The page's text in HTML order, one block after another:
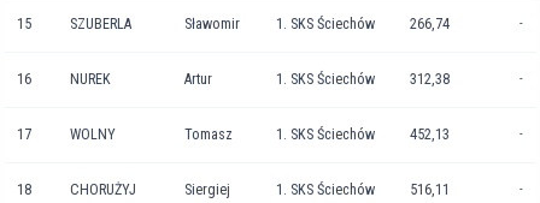
15 SZUBERLA Sławomir 1. SKS Ściechów 266,74 -
16 NUREK Artur 1. SKS Ściechów 312,38 -
17 WOLNY Tomasz 1. SKS Ściechów 452,13 -
18 CHORUŻYJ Siergiej 1. SKS Ściechów 516,11 -